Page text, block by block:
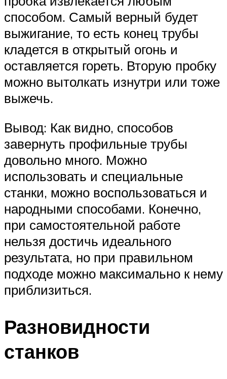
способом. Самый верный будет
выжигание, то есть конец трубы
кладется в открытый огонь и
оставляется гореть. Вторую пробку
можно вытолкать изнутри или тоже
выжечь.
Вывод: Как видно, способов
завернуть профильные трубы
довольно много. Можно
использовать и специальные
станки, можно воспользоваться и
народными способами. Конечно,
при самостоятельной работе
нельзя достичь идеального
результата, но при правильном
подходе можно максимально к нему
приблизиться.
Разновидности
станков